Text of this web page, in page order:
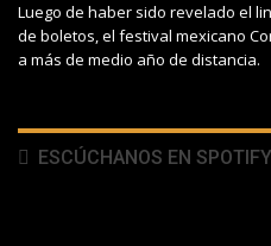
Luego de haber sido revelado el
de boletos, el festival mexicano
a más de medio año de distancia.
ESCÚCHANOS EN SPOTIFY